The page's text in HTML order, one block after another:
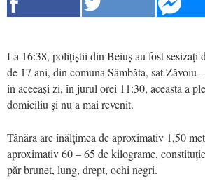
La 16:38, polițiștii din Beiuș au fost sesizați
de 17 ani, din comuna Sâmbăta, sat Zăvoiu –
în aceeași zi, în jurul orei 11:30, aceasta a
domiciliu și nu a mai revenit.
Tânăra are înălţimea de aproximativ 1,50
aproximativ 60 – 65 de kilograme,
păr brunet, lung, drept, ochi negri.